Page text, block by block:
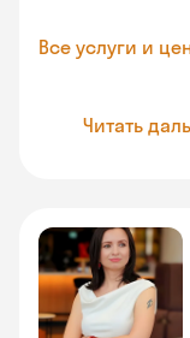
Все услуги и
Читать